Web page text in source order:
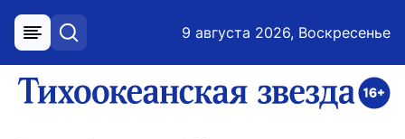
меню поиск 9 августа 2026, Воскресенье
ссылка на главную